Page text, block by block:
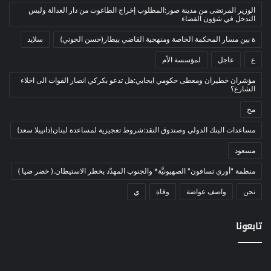
بيئة
ثقافة
(1٬227)
أدب وشعر
بروفايل
تربية وتعليم
(73)
فلسفة
فنون
(213)
في مثل هذا اليوم
كتاب
نقاش
الوزير المرتضى من مدينة صور:المطلوب إخراج الطاغوت من دار العدالة وليس
التدخل في شؤون القضاء
ة بين مسار المحكمة الخاصة ومنهجية القاضي بيطار(حسن الجوني) سلايد
ع عاجل لمؤسسة الأم
مؤشران خطيران ومعطى حكومي ايجابي:هل تدعو بكركي انصار القوات الى اخلاء
الشارع؟
مخ
مساعدات البنك الدولي وصندوق النقد:شروط تعجيزية لمساعدة لبنان(دانييلا سعد)
مسعود
منظمة "أوري تسافون" الصهيونيَّة* والجنوب المهدّد بخطر الاستيطان.( خضر ضيا )
نحن واصف عواضة وفاة ي
تابعونا